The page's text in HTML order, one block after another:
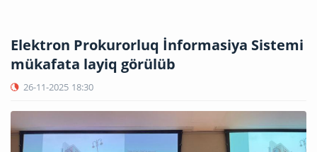
Elektron Prokurorluq İnformasiya Sistemi
mükafata layiq görülüb
26-11-2025 18:30